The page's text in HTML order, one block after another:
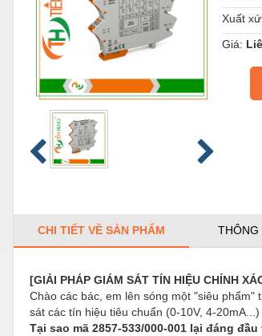
Xuất
Giá:
CHI TIẾT VỀ SẢN PHẨM THÔNG
[GIẢI PHÁP GIÁM SÁT TÍN HIỆU CHÍNH
Chào các bác, em lên sóng một "siêu
sát các tín hiệu tiêu chuẩn (0-10V, 4-
Tại sao mã 2857-533/000-001 lại đáng đầu